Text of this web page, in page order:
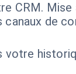
CRM. Mise
de
votre